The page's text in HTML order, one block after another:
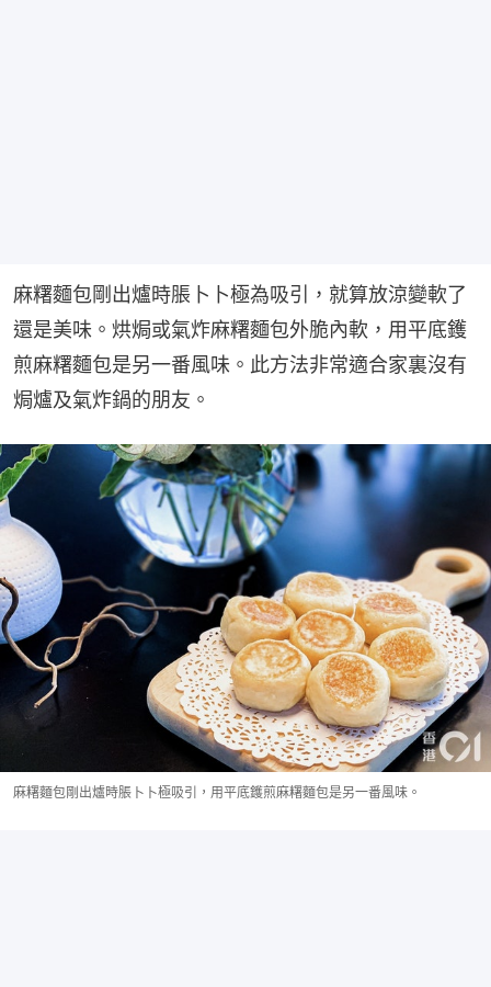
麻糬麵包剛出爐時脹卜卜極為吸引，就算放涼變軟了
還是美味。烘焗或氣炸麻糬麵包外脆內軟，用平底鑊
煎麻糬麵包是另一番風味。此方法非常適合家裏沒有
焗爐及氣炸鍋的朋友。
麻糬麵包剛出爐時脹卜卜極吸引，用平底鑊煎麻糬麵包是另一番風味。